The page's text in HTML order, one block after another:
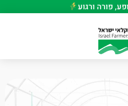
פורה ורגוע